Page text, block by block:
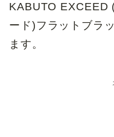
KABUTO EXCEED
ード)フラットブラ
ます。